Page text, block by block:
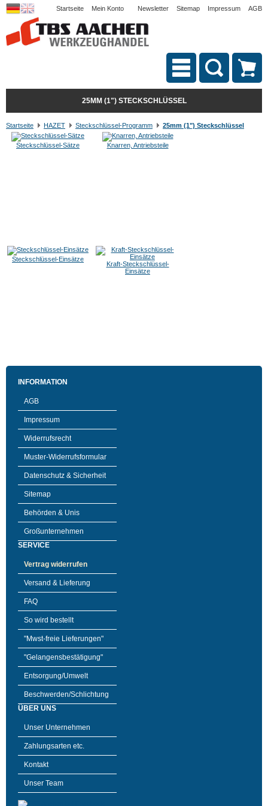
Startseite Mein Konto Newsletter Sitemap Impressum AGB
25MM (1") STECKSCHLÜSSEL
Startseite HAZET Steckschlüssel-Programm 25mm (1") Steckschlüssel
Steckschlüssel-Sätze Knarren, Antriebsteile
Steckschlüssel-Einsätze
Kraft-Steckschlüssel-
Einsätze
INFORMATION
AGB
Impressum
Widerrufsrecht
Muster-Widerrufsformular
Datenschutz & Sicherheit
Sitemap
Behörden & Unis
Großunternehmen
SERVICE
Vertrag widerrufen
Versand & Lieferung
FAQ
So wird bestellt
"Mwst-freie Lieferungen"
"Gelangensbestätigung"
Entsorgung/Umwelt
Beschwerden/Schlichtung
ÜBER UNS
Unser Unternehmen
Zahlungsarten etc.
Kontakt
Unser Team